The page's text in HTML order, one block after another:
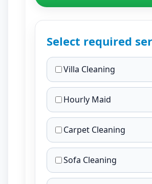
Select required
Villa Cleaning
Hourly Maid
Carpet Cleaning
Sofa Cleaning